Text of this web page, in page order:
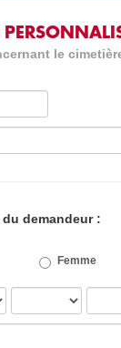
le
demandeur :
Femme